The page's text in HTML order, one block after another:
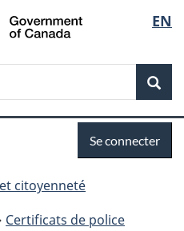
Passer
au
Passer
à
police
Passer
à
du
Passer
à
simplifiée
de
la
EN
connecter
Se connecter
citoyenneté
Certificats de police